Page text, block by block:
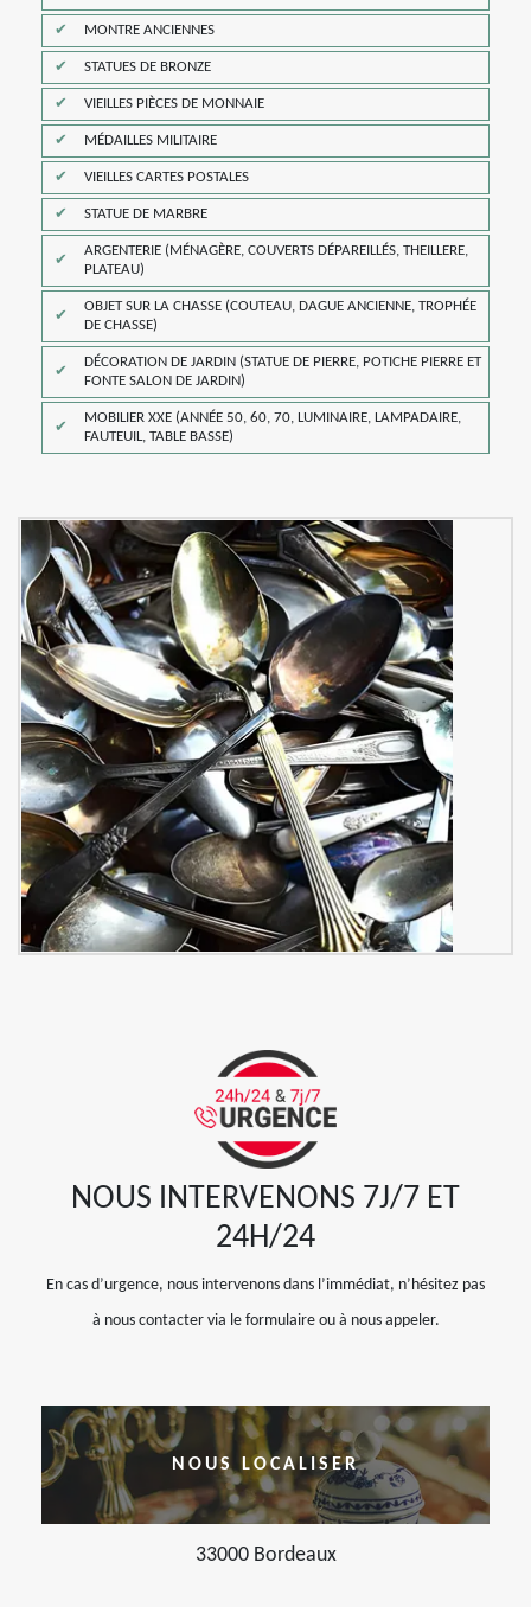
MONTRE ANCIENNES
STATUES DE BRONZE
VIEILLES PIÈCES DE MONNAIE
MÉDAILLES MILITAIRE
VIEILLES CARTES POSTALES
STATUE DE MARBRE
ARGENTERIE (MÉNAGÈRE, COUVERTS DÉPAREILLÉS, THEILLERE,
PLATEAU)
OBJET SUR LA CHASSE (COUTEAU, DAGUE ANCIENNE, TROPHÉE
DE CHASSE)
DÉCORATION DE JARDIN (STATUE DE PIERRE, POTICHE PIERRE ET
FONTE SALON DE JARDIN)
MOBILIER XXE (ANNÉE 50, 60, 70, LUMINAIRE, LAMPADAIRE,
FAUTEUIL, TABLE BASSE)
NOUS INTERVENONS 7J/7 ET
24H/24
En cas d’urgence, nous intervenons dans l’immédiat, n’hésitez pas
à nous contacter via le formulaire ou à nous appeler.
NOUS LOCALISER
33000 Bordeaux